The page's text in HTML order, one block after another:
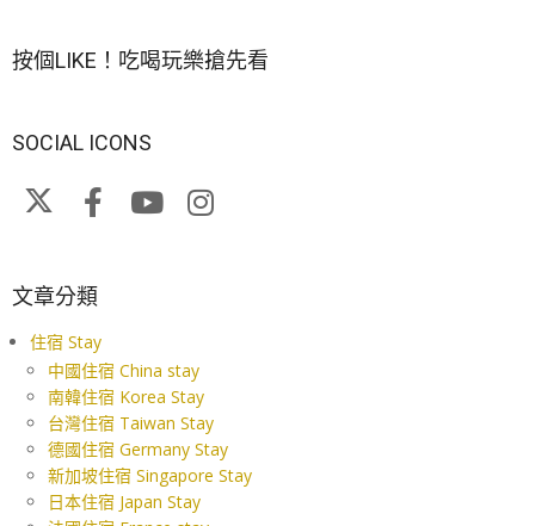
按個LIKE！吃喝玩樂搶先看
SOCIAL ICONS
文章分類
住宿 Stay
中國住宿 China stay
南韓住宿 Korea Stay
台灣住宿 Taiwan Stay
德國住宿 Germany Stay
新加坡住宿 Singapore Stay
日本住宿 Japan Stay